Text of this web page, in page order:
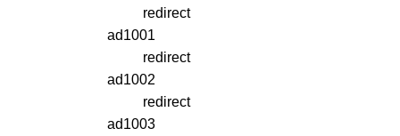
redirect
ad1001
redirect
ad1002
redirect
ad1003